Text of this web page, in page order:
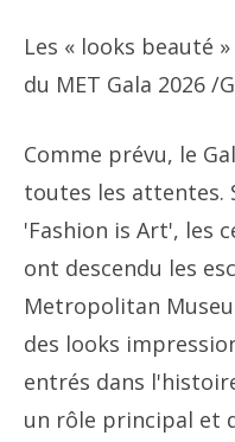
Les « looks beauté
du MET Gala 2026 /
Comme prévu, le
toutes les attentes.
'Fashion is Art', les
ont descendu les
Metropolitan
des looks
entrés dans
un rôle principal et